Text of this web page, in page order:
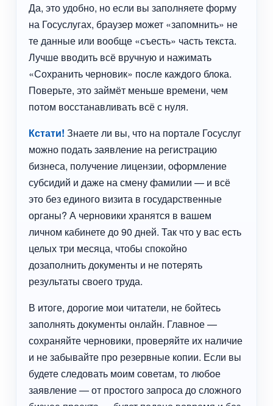
Да, это удобно, но если вы заполняете форму
на Госуслугах, браузер может «запомнить» не
те данные или вообще «съесть» часть текста.
Лучше вводить всё вручную и нажимать
«Сохранить черновик» после каждого блока.
Поверьте, это займёт меньше времени, чем
потом восстанавливать всё с нуля.
Кстати! Знаете ли вы, что на портале Госуслуг
можно подать заявление на регистрацию
бизнеса, получение лицензии, оформление
субсидий и даже на смену фамилии — и всё
это без единого визита в государственные
органы? А черновики хранятся в вашем
личном кабинете до 90 дней. Так что у вас есть
целых три месяца, чтобы спокойно
дозаполнить документы и не потерять
результаты своего труда.
В итоге, дорогие мои читатели, не бойтесь
заполнять документы онлайн. Главное —
сохраняйте черновики, проверяйте их наличие
и не забывайте про резервные копии. Если вы
будете следовать моим советам, то любое
заявление — от простого запроса до сложного